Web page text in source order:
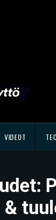
VIDEOT
&